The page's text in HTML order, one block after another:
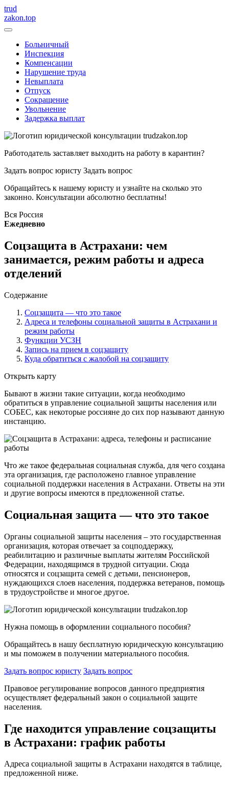
trud
zakon.top
Больничный
Инспекция
Компенсации
Нарушение труда
Невыплата
Отпуск
Сокращение
Увольнение
Задержка выплат
Работодатель заставляет выходить на работу в карантин?
Задать вопрос юристу Задать вопрос
Обращайтесь к нашему юристу и узнайте на сколько это
законно. Консультации абсолютно бесплатны!
Вся Россия
Ежедневно
Соцзащита в Астрахани: чем
занимается, режим работы и адреса
отделений
Содержание
Соцзащита — что это такое
Адреса и телефоны социальной защиты в Астрахани и
режим работы
Функции УСЗН
Запись на прием в соцзащиту
Куда обратиться с жалобой на соцзащиту
Открыть карту
Бывают в жизни такие ситуации, когда необходимо
обратиться в управление социальной защиты населения или
СОБЕС, как некоторые россияне до сих пор называют данную
инстанцию.
Что же такое федеральная социальная служба, для чего создана
эта организация, где расположено главное управление
социальной поддержки населения в Астрахани. Ответы на эти
и другие вопросы имеются в предложенной статье.
Социальная защита — что это такое
Органы социальной защиты населения – это государственная
организация, которая отвечает за соцподдержку,
реабилитацию и различные выплаты жителям Российской
Федерации, находящимся в трудной ситуации. Сюда
относятся и соцзащита семей с детьми, пенсионеров,
нуждающихся слоев населения, поддержка ветеранов, помощь
в трудоустройстве и многое другое.
Нужна помощь в оформлении социального пособия?
Обращайтесь в нашу бесплатную юридическую консультацию
и мы поможем в получении материального пособия.
Задать вопрос юристу Задать вопрос
Правовое регулирование вопросов данного предприятия
осуществляет федеральный закон о социальной защите
населения.
Где находится управление соцзащиты
в Астрахани: график работы
Адреса социальной защиты в Астрахани находятся в таблице,
предложенной ниже.